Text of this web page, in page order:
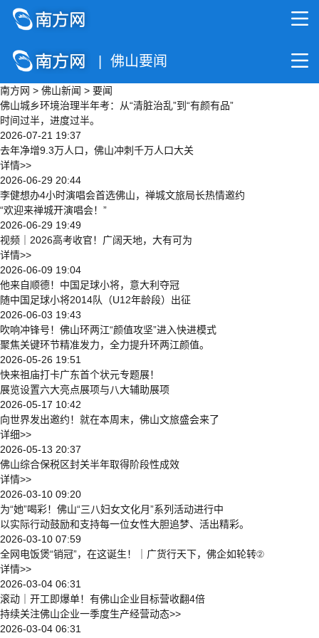
| 佛山要闻
南方网 > 佛山新闻 > 要闻
佛山城乡环境治理半年考：从“清脏治乱”到“有颜有品”
时间过半，进度过半。
2026-07-21 19:37
去年净增9.3万人口，佛山冲刺千万人口大关
详情>>
2026-06-29 20:44
李健想办4小时演唱会首选佛山，禅城文旅局长热情邀约
“欢迎来禅城开演唱会！”
2026-06-29 19:49
视频｜2026高考收官！广阔天地，大有可为
详情>>
2026-06-09 19:04
他来自顺德！中国足球小将，意大利夺冠
随中国足球小将2014队（U12年龄段）出征
2026-06-03 19:43
吹响冲锋号！佛山环两江“颜值攻坚”进入快进模式
聚焦关键环节精准发力，全力提升环两江颜值。
2026-05-26 19:51
快来祖庙打卡广东首个状元专题展！
展览设置六大亮点展项与八大辅助展项
2026-05-17 10:42
向世界发出邀约！就在本周末，佛山文旅盛会来了
详细>>
2026-05-13 20:37
佛山综合保税区封关半年取得阶段性成效
详情>>
2026-03-10 09:20
为“她”喝彩！佛山“三八妇女文化月”系列活动进行中
以实际行动鼓励和支持每一位女性大胆追梦、活出精彩。
2026-03-10 07:59
全网电饭煲“销冠”，在这诞生！｜广货行天下，佛企如轮转②
详情>>
2026-03-04 06:31
滚动｜开工即爆单！有佛山企业目标营收翻4倍
持续关注佛山企业一季度生产经营动态>>
2026-03-04 06:31